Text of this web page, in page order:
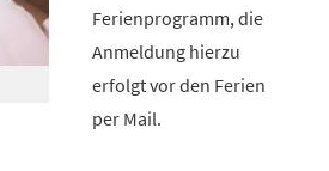
Ferienprogramm, die
Anmeldung hierzu
erfolgt vor den Ferien
per Mail.